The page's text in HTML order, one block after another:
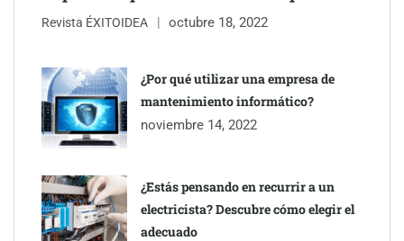
colaboración para reforzar la capacidad técnica de los
ayuntamientos
Revista ÉXITOIDEA octubre 18, 2022
¿Por qué utilizar una empresa de
mantenimiento informático?
noviembre 14, 2022
¿Estás pensando en recurrir a un
electricista? Descubre cómo elegir el
adecuado